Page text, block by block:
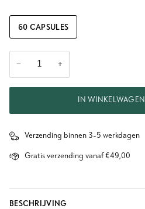
60 CAPSULES
− +
IN WINKELWAGEN
Verzending binnen 3-5 werkdagen
Gratis verzending vanaf €49,00
BESCHRIJVING